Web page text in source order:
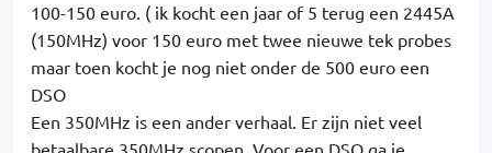
100-150 euro. ( ik kocht een jaar of 5 terug een 2445A
(150MHz) voor 150 euro met twee nieuwe tek probes
maar toen kocht je nog niet onder de 500 euro een
DSO
Een 350MHz is een ander verhaal. Er zijn niet veel
betaalbare 350MHz scopen. Voor een DSO ga je